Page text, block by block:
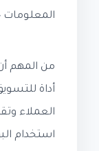
من المهم
أداة
العملاء
استخدام